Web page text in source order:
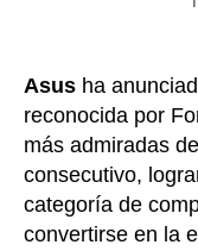
Asus ha
reconocida por
más admiradas
consecutivo,
categoría de
convertirse en la